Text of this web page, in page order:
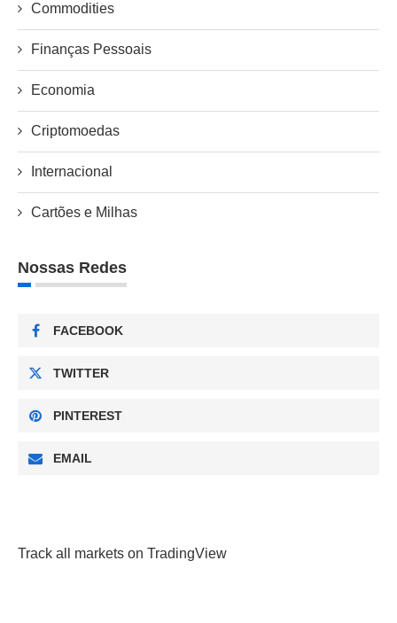
Commodities
Finanças Pessoais
Economia
Criptomoedas
Internacional
Cartões e Milhas
Nossas Redes
FACEBOOK
TWITTER
PINTEREST
EMAIL
Track all markets on TradingView